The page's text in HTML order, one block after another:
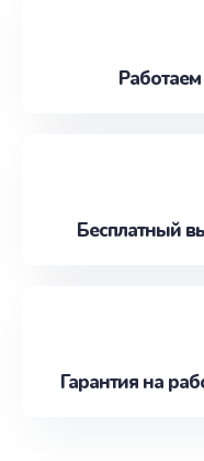
Бесплатный
Гарантия на